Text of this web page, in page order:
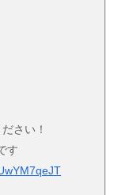
さい！
す